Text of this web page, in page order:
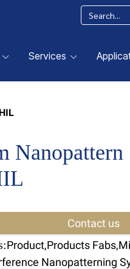
Services
Contact us
Product,Products Fabs,
Nanopatterning